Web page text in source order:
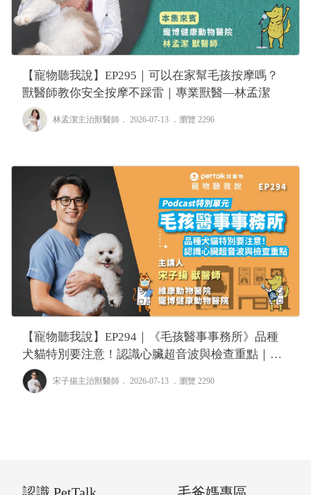
【寵物聽我說】EP295｜可以在家幫毛孩按摩嗎？
獸醫師教你安全按摩不踩雷｜專業獸醫—林孟潔
林孟潔主治獸醫師 ． 2026-07-13 ． 瀏覽 2296
【寵物聽我說】EP294｜《毛孩醫事事務所》品種
犬貓特別要注意！認識心臟超音波與檢查重點｜專
業獸醫—宋子揚
宋子揚主治獸醫師 ． 2026-07-13 ． 瀏覽 2290